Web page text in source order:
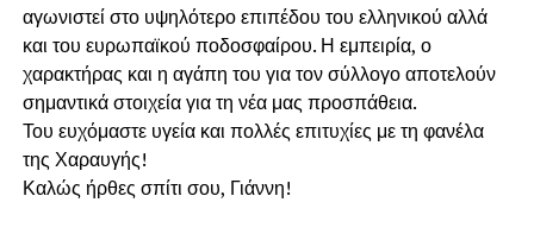
αγωνιστεί στο υψηλότερο επιπέδου του ελληνικού αλλά
και του ευρωπαϊκού ποδοσφαίρου. Η εμπειρία, ο
χαρακτήρας και η αγάπη του για τον σύλλογο αποτελούν
σημαντικά στοιχεία για τη νέα μας προσπάθεια.
Του ευχόμαστε υγεία και πολλές επιτυχίες με τη φανέλα
της Χαραυγής!
Καλώς ήρθες σπίτι σου, Γιάννη!